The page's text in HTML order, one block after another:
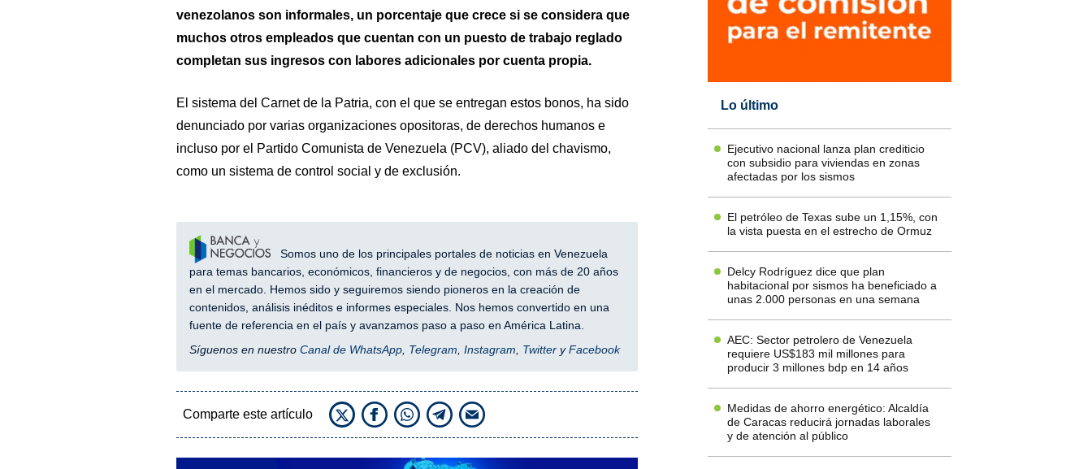
venezolanos son informales, un porcentaje que crece si se considera que
muchos otros empleados que cuentan con un puesto de trabajo reglado
completan sus ingresos con labores adicionales por cuenta propia.
El sistema del Carnet de la Patria, con el que se entregan estos bonos, ha sido
denunciado por varias organizaciones opositoras, de derechos humanos e
incluso por el Partido Comunista de Venezuela (PCV), aliado del chavismo,
como un sistema de control social y de exclusión.
Somos uno de los principales portales de noticias en Venezuela
para temas bancarios, económicos, financieros y de negocios, con más de 20 años
en el mercado. Hemos sido y seguiremos siendo pioneros en la creación de
contenidos, análisis inéditos e informes especiales. Nos hemos convertido en una
fuente de referencia en el país y avanzamos paso a paso en América Latina.
Síguenos en nuestro Canal de WhatsApp, Telegram, Instagram, TwitteryFacebook
Comparte este artículo
Lo último
Ejecutivo nacional lanza plan crediticio
con subsidio para viviendas en zonas
afectadas por los sismos
El petróleo de Texas sube un 1,15%, con
la vista puesta en el estrecho de Ormuz
Delcy Rodríguez dice que plan
habitacional por sismos ha beneficiado a
unas 2.000 personas en una semana
AEC: Sector petrolero de Venezuela
requiere US$183 mil millones para
producir 3 millones bdp en 14 años
Medidas de ahorro energético: Alcaldía
de Caracas reducirá jornadas laborales
y de atención al público